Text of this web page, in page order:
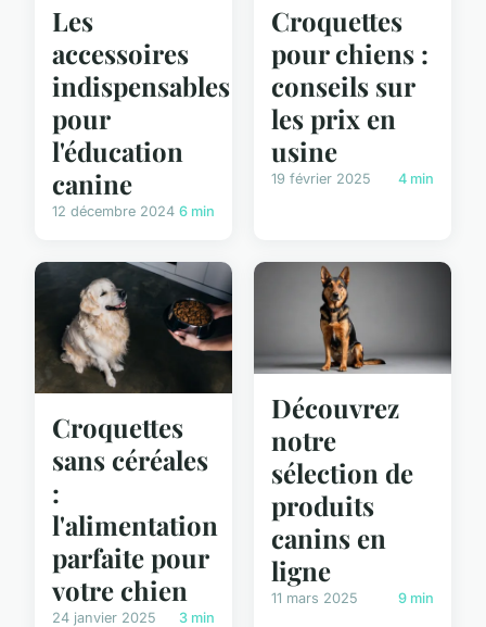
Les
accessoires
indispensables
pour
l'éducation
canine
12 décembre 2024 6 min
Croquettes
pour chiens :
conseils sur
les prix en
usine
19 février 2025 4 min
Croquettes
sans céréales
:
l'alimentation
parfaite pour
votre chien
24 janvier 2025 3 min
Découvrez
notre
sélection de
produits
canins en
ligne
11 mars 2025 9 min